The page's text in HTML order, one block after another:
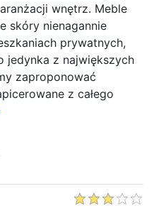
wnętrz. Meble
skóry nienagannie
prywatnych,
jedynka z największych
zaproponować
z całego